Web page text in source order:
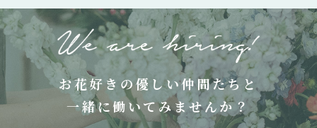
お花好きの優しい仲間たちと
一緒に働いてみませんか？